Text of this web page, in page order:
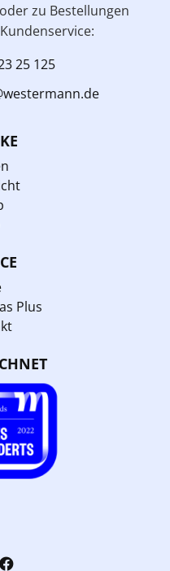
zu Bestellungen
25 125
Plus